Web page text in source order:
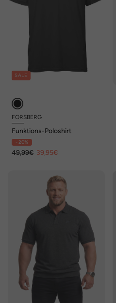
SALE
FORSBERG
Funktions-Poloshirt
- 20%
49,99€ 39,95€